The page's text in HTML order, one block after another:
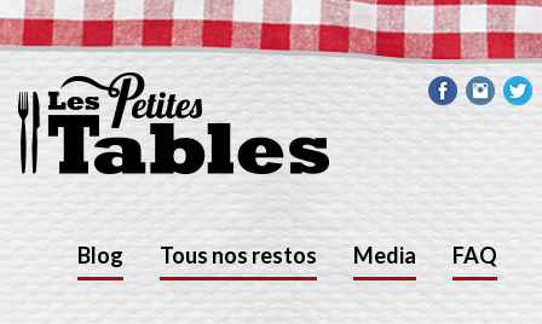
Blog Tous nos restos Media FAQ